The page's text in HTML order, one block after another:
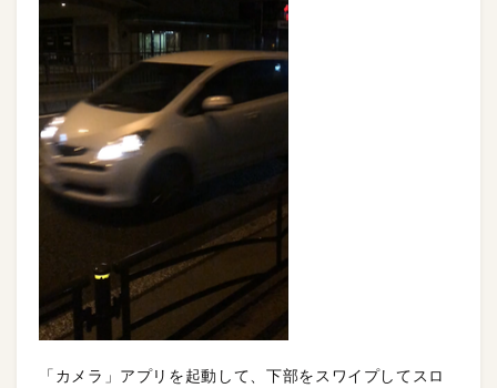
「カメラ」アプリを起動して、下部をスワイプしてスロ